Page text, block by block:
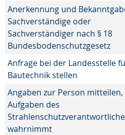
Anerkennung und
Sachverständige oder
Sachverständiger nach § 18
Bundesbodenschutzgesetz
Anfrage bei der Landesstelle
Bautechnik stellen
Angaben zur Person
Aufgaben des
wahrnimmt